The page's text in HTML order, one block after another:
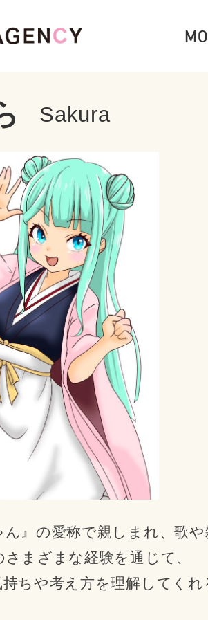
Sakura
ん』の愛称で親しまれ、歌
さまざまな経験を通じて、
持ちや考え方を理解してく